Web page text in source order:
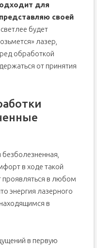
для
своей
будет
лазер,
обработкой
от принятия
безболезненная,
в ходе такой
проявляться в любом
энергия лазерного
в
в первую